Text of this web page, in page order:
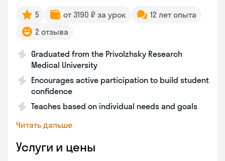
5 от 3190 ₽ за урок
12 лет опыта
2 отзыва
Graduated from the Privolzhsky Research
Medical University
Encourages active participation to build student
confidence
Teaches based on individual needs and goals
Читать дальше
Услуги и цены